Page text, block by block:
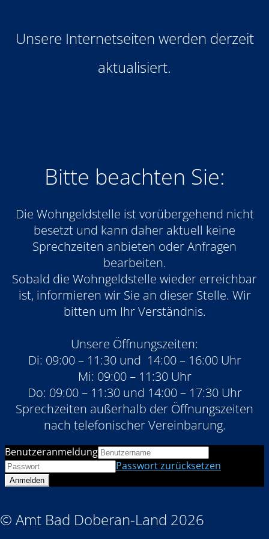
Unsere Internetseiten werden derzeit
aktualisiert.
Bitte beachten Sie:
Die Wohngeldstelle ist vorübergehend nicht
besetzt und kann daher aktuell keine
Sprechzeiten anbieten oder Anfragen
bearbeiten.
Sobald die Wohngeldstelle wieder erreichbar
ist, informieren wir Sie an dieser Stelle. Wir
bitten um Ihr Verständnis.
Unsere Öffnungszeiten:
Di: 09:00 – 11:30 und 14:00 – 16:00 Uhr
Mi: 09:00 – 11:30 Uhr
Do: 09:00 – 11:30 und 14:00 – 17:30 Uhr
Sprechzeiten außerhalb der Öffnungszeiten
nach telefonischer Vereinbarung.
© Amt Bad Doberan-Land 2026
Benutzeranmeldung
Passwort zurücksetzen